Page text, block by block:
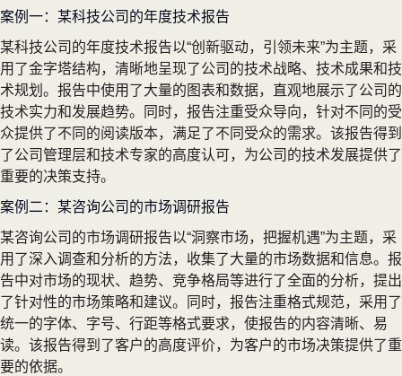
案例一：某科技公司的年度技术报告
某科技公司的年度技术报告以“创新驱动，引领未来”为主题，采
用了金字塔结构，清晰地呈现了公司的技术战略、技术成果和技
术规划。报告中使用了大量的图表和数据，直观地展示了公司的
技术实力和发展趋势。同时，报告注重受众导向，针对不同的受
众提供了不同的阅读版本，满足了不同受众的需求。该报告得到
了公司管理层和技术专家的高度认可，为公司的技术发展提供了
重要的决策支持。
案例二：某咨询公司的市场调研报告
某咨询公司的市场调研报告以“洞察市场，把握机遇”为主题，采
用了深入调查和分析的方法，收集了大量的市场数据和信息。报
告中对市场的现状、趋势、竞争格局等进行了全面的分析，提出
了针对性的市场策略和建议。同时，报告注重格式规范，采用了
统一的字体、字号、行距等格式要求，使报告的内容清晰、易
读。该报告得到了客户的高度评价，为客户的市场决策提供了重
要的依据。